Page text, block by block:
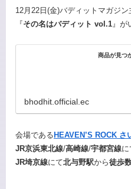
12月22日(金)バディットマガジ
『その名はバディット vol.1 』が
商品が見つ
bhodhit.official.ec
会場であるHEAVEN’S ROCK さ
JR京浜東北線/高崎線/宇都宮線に
JR埼京線にて北与野駅から徒歩